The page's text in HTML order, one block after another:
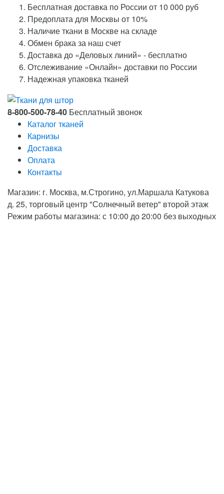
Бесплатная доставка по России от 10 000 руб
Предоплата для Москвы от 10%
Наличие ткани в Москве на складе
Обмен брака за наш счет
Доставка до «Деловых линий» - бесплатно
Отслеживание «Онлайн» доставки по России
Надежная упаковка тканей
8-800-500-78-40 Бесплатный звонок
Каталог тканей
Карнизы
Доставка
Оплата
Контакты
Магазин: г. Москва, м.Строгино, ул.Маршала Катукова
д. 25, торговый центр "Солнечный ветер" второй этаж
Режим работы магазина: с 10:00 до 20:00 без выходных